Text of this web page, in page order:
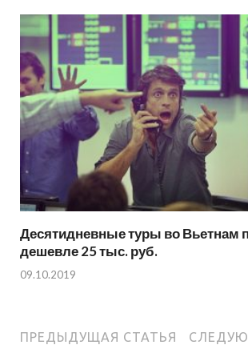
Десятидневные туры во Вьетнам
дешевле 25 тыс. руб.
09.10.2019
ПРЕДЫДУЩАЯ СТАТЬЯ